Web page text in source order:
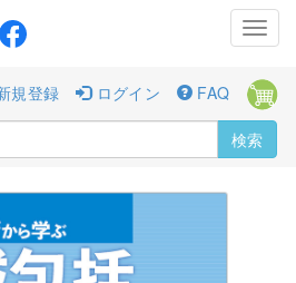
規登録
ログイン FAQ
検索